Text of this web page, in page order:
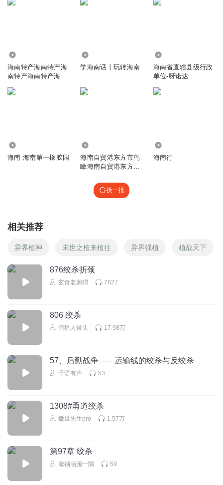
海南特产海南特产海
南特产海南特产海南
学海南话丨玩转海南
海南省直辖县级行政
单位-呀诺达
海南-海南第一橡胶园
海南自貿港东方市鸟
瞰海南自貿港东方市
海南行
换一批
相关推荐
异界植神 末世之植来植往 异界强植 植战天下
876绞杀折颈
玄青老刺猬 7827
806 绞杀
演播人骨头 17.98万
57、后勤战争——运输线的绞杀与反绞杀
千语有声 53
1308#甬道绞杀
撒旦先生pro 1.57万
第97章 绞杀
馨袖涵园一隅 59